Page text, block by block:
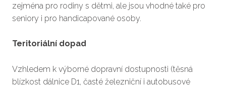
zejména pro rodiny s dětmi, ale jsou vhodné také pro
seniory i pro handicapované osoby.
Teritoriální dopad
Vzhledem k výborné dopravní dostupnosti (těsná
blízkost dálnice D1, časté železniční i autobusové